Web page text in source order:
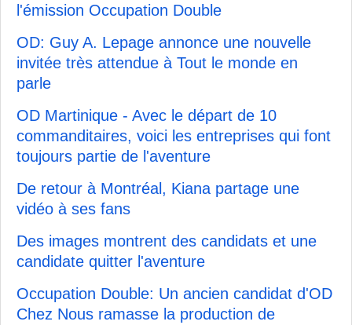
l'émission Occupation Double
OD: Guy A. Lepage annonce une nouvelle
invitée très attendue à Tout le monde en
parle
OD Martinique - Avec le départ de 10
commanditaires, voici les entreprises qui font
toujours partie de l'aventure
De retour à Montréal, Kiana partage une
vidéo à ses fans
Des images montrent des candidats et une
candidate quitter l'aventure
Occupation Double: Un ancien candidat d'OD
Chez Nous ramasse la production de